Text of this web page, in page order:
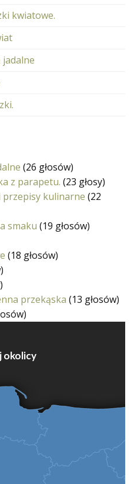
kwiatowe.
jadalne
(26 głosów)
z parapetu. (23 głosy)
przepisy kulinarne (22
smaku (19 głosów)
(18 głosów)
przekąska (13 głosów)
okolicy